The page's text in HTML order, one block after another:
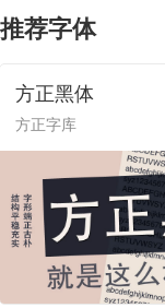
推荐字体
方正黑体
方正字库